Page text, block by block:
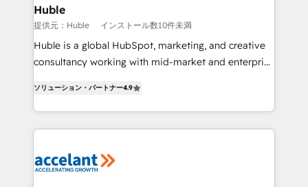
Integration templates that put HubSpot in the center
of your tech stack, syncing... 🛍️ Shopify or
WooCommerce 💲 Stripe or Paypal 💰 Sage or
Netsuite 🤖 Google or Microsoft ✍️ DocuSign or
the rare Advanced "Custom Integrations"
Accreditation, securely sync data across... 🔄 any
new HubSpot portal with Advanced Website and
CRM Migrations using our in-house "HubScrub" Tool.
Huble
提供元：Huble インストール数10件未満
Huble is a global HubSpot, marketing, and creative
consultancy working with mid-market and enterprise
the strategy, processes, and teams that turn
HubSpot into a genuine growth engine. Named
HubSpot's Global Partner of the Year in 2024,
worldwide, and with over 15 years in the ecosystem,
ソリューション・パートナー4.9